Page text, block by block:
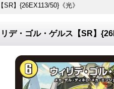
】{26EX113/50}《光》
デ・ゴル・ゲルス【SR】